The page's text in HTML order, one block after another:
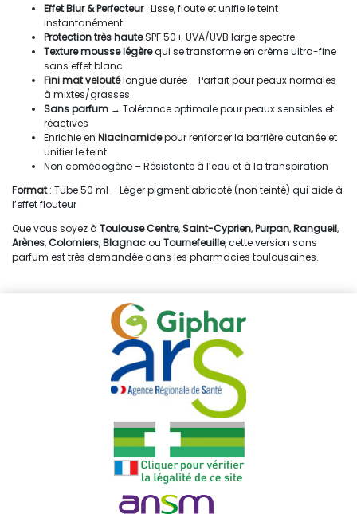
Effet Blur & Perfecteur: Lisse, floute et unifie le teint
instantanément
Protection très hauteSPF 50+ UVA/UVB large spectre
Texture mousse légèrequi se transforme en crème ultra-fine
sans effet blanc
Fini mat veloutélongue durée – Parfait pour peaux normales
à mixtes/grasses
Sans parfum → Tolérance optimale pour peaux sensibles et
réactives
Enrichie en Niacinamidepour renforcer la barrière cutanée et
unifier le teint
Non comédogène – Résistante à l’eau et à la transpiration
Format: Tube 50 ml – Léger pigment abricoté (non teinté) qui aide à
l’effet flouteur
Que vous soyez à Toulouse Centre,Saint-Cyprien,Purpan,Rangueil,
Arènes,Colomiers,Blagnacou Tournefeuille, cette version sans
parfum est très demandée dans les pharmacies toulousaines.